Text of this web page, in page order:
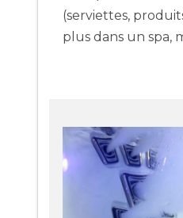
(serviettes,
plus dans un spa,